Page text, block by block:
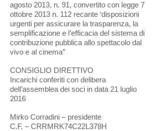
agosto 2013, n. 91, convertito con legge 7
ottobre 2013 n. 112 recante ‘disposizioni
urgenti per assicurare la trasparenza, la
semplificazione e l’efficacia del sistema di
contribuzione pubblica allo spettacolo dal
vivo e al cinema”
CONSIGLIO DIRETTIVO
Incarichi conferiti con delibera
dell’assemblea dei soci in data 21 luglio
2016
Mirko Corradini – presidente
C.F. – CRRMRK74C22L378H